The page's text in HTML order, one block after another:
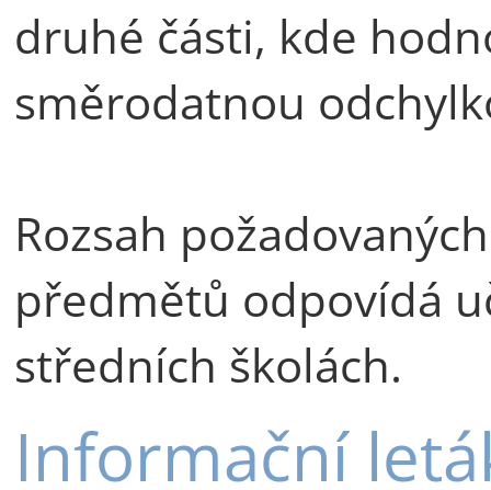
druhé části, kde
směrodatnou
Rozsah
předmětů odpovídá
středních školách.
Informační